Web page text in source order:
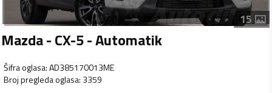
15
Mazda - CX-5 - Automatik
Šifra oglasa:AD385170013ME
Broj pregleda oglasa: 3359